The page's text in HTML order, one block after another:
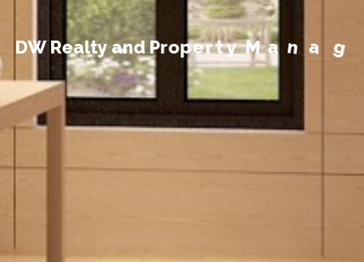
DW Realtyand PropertyManage m nt